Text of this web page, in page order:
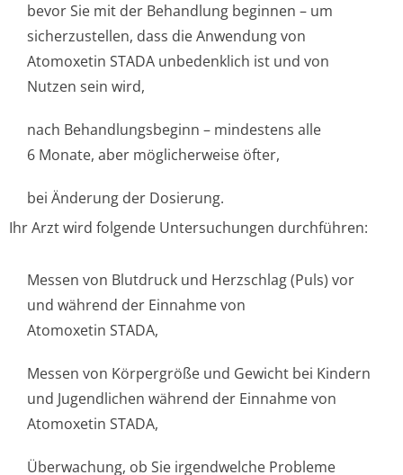
bevor Sie mit der Behandlung beginnen – um
sicherzustellen, dass die Anwendung von
Atomoxetin STADA unbedenklich ist und von
Nutzen sein wird,
nach Behandlungsbeginn – mindestens alle
6 Monate, aber möglicherweise öfter,
bei Änderung der Dosierung.
Ihr Arzt wird folgende Untersuchungen durchführen:
Messen von Blutdruck und Herzschlag (Puls) vor
und während der Einnahme von
Atomoxetin STADA,
Messen von Körpergröße und Gewicht bei Kindern
und Jugendlichen während der Einnahme von
Atomoxetin STADA,
Überwachung, ob Sie irgendwelche Probleme